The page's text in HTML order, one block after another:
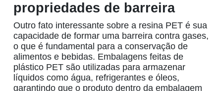
propriedades de barreira
Outro fato interessante sobre a resina PET é sua
capacidade de formar uma barreira contra gases,
o que é fundamental para a conservação de
alimentos e bebidas. Embalagens feitas de
plástico PET são utilizadas para armazenar
líquidos como água, refrigerantes e óleos,
garantindo que o produto dentro da embalagem